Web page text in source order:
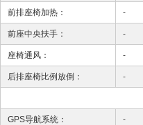
前排座椅加热： -
前座中央扶手： -
座椅通风： -
后排座椅比例放倒： -
GPS导航系统： -